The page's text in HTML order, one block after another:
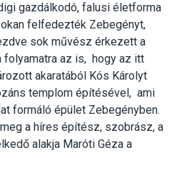
gazdálkodó, falusi életforma
felfedezték Zebegényt,
sok művész érkezett a
folyamatra az is, hogy az itt
akaratából Kós Károlyt
templom építésével, ami
formáló épület Zebegényben.
a híres építész, szobrász, a
alakja Maróti Géza a